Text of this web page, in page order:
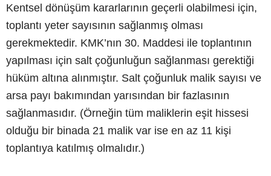
Kentsel dönüşüm kararlarının geçerli olabilmesi için,
toplantı yeter sayısının sağlanmış olması
gerekmektedir. KMK’nın 30. Maddesi ile toplantının
yapılması için salt çoğunluğun sağlanması gerektiği
hüküm altına alınmıştır. Salt çoğunluk malik sayısı ve
arsa payı bakımından yarısından bir fazlasının
sağlanmasıdır. (Örneğin tüm maliklerin eşit hissesi
olduğu bir binada 21 malik var ise en az 11 kişi
toplantıya katılmış olmalıdır.)